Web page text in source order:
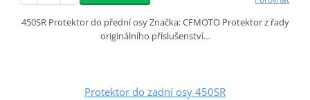
450SR Protektor do přední osy Značka: CFMOTO Protektor z řady
originálního příslušenství…
Protektor do zadní osy 450SR